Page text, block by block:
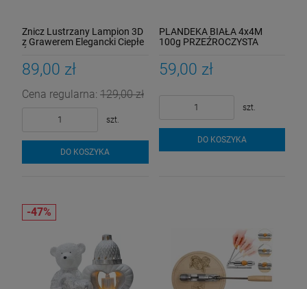
Znicz Lustrzany Lampion 3D
z Grawerem Elegancki Ciepłe
89,00 zł
Cena regularna: 129,00 zł
szt.
DO KOSZYKA
PLANDEKA BIAŁA 4x4M
100g PRZEŹROCZYSTA
WODOODPORNA
59,00 zł
szt.
DO KOSZYKA